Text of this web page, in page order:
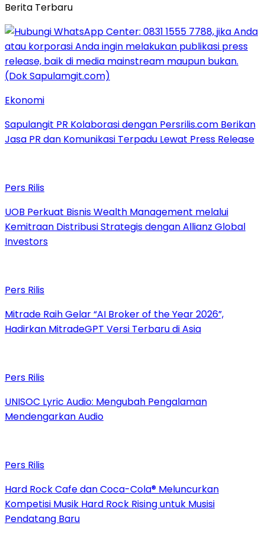
Berita Terbaru
Ekonomi
Sapulangit PR Kolaborasi dengan Persrilis.com Berikan
Jasa PR dan Komunikasi Terpadu Lewat Press Release
Pers Rilis
UOB Perkuat Bisnis Wealth Management melalui
Kemitraan Distribusi Strategis dengan Allianz Global
Investors
Pers Rilis
Mitrade Raih Gelar “AI Broker of the Year 2026”,
Hadirkan MitradeGPT Versi Terbaru di Asia
Pers Rilis
UNISOC Lyric Audio: Mengubah Pengalaman
Mendengarkan Audio
Pers Rilis
Hard Rock Cafe dan Coca-Cola® Meluncurkan
Kompetisi Musik Hard Rock Rising untuk Musisi
Pendatang Baru